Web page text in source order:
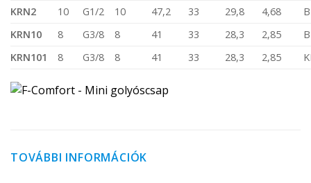
KRN2
10 G1/2 10 47,2 33 29,8 4,68
KRN10
8 G3/8 8 41 33 28,3 2,85
KRN101
8 G3/8 8 41 33 28,3 2,85
TOVÁBBI INFORMÁCIÓK